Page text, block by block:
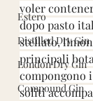
Estero
Distilled Dry Gin
London Dry Gin
Compound Gin
voler
dopo pasto
stellato,
principali
compongono
soliti